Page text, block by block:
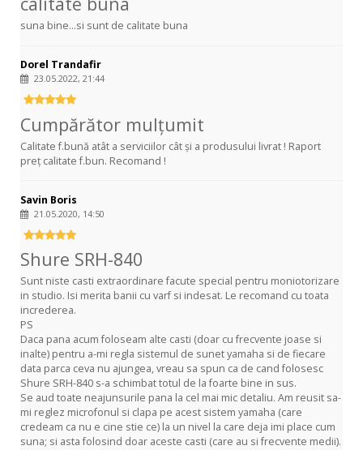
suna bine...si sunt de calitate buna
Dorel Trandafir
23.05.2022, 21:44
Cumpărător mulțumit
Calitate f.bună atât a serviciilor cât și a produsului livrat ! Raport
preț calitate f.bun. Recomand !
Savin Boris
21.05.2020, 14:50
Shure SRH-840
Sunt niste casti extraordinare facute special pentru moniotorizare
in studio. Isi merita banii cu varf si indesat. Le recomand cu toata
increderea.
PS
Daca pana acum foloseam alte casti (doar cu frecvente joase si
inalte) pentru a-mi regla sistemul de sunet yamaha si de fiecare
data parca ceva nu ajungea, vreau sa spun ca de cand folosesc
Shure SRH-840 s-a schimbat totul de la foarte bine in sus.
Se aud toate neajunsurile pana la cel mai mic detaliu. Am reusit sa-
mi reglez microfonul si clapa pe acest sistem yamaha (care
credeam ca nu e cine stie ce) la un nivel la care deja imi place cum
suna; si asta folosind doar aceste casti (care au si frecvente medii).